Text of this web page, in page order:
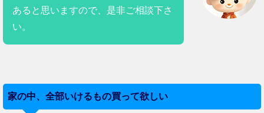
あると思いますので、是非ご相談下さ
い。
家の中、全部いけるもの買って欲しい